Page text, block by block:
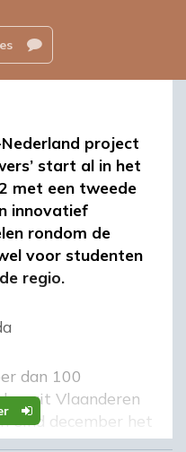
project
start al in het
met een tweede
innovatief
rondom de
voor studenten
regio.
dan 100
uit Vlaanderen
eind december het
Zij werkten in